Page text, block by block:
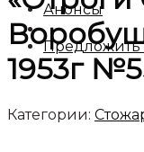
Анонсы
Предложить
1953г
Категории: